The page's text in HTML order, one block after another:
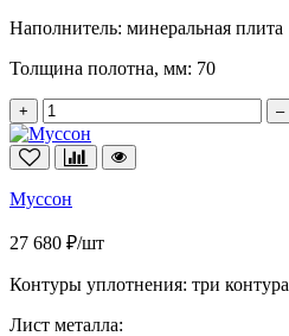
Наполнитель: минеральная плита
Толщина полотна, мм: 70
+ –
Муссон
27 680 ₽/шт
Контуры уплотнения: три контура
Лист металла: